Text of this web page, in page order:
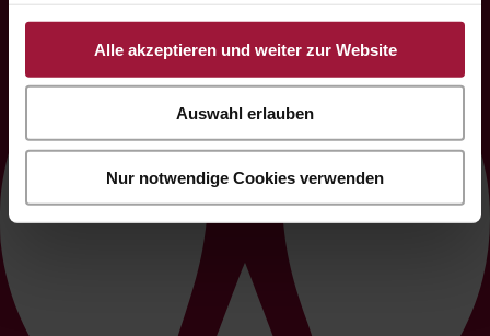
Alle akzeptieren und weiter zur Website
Auswahl erlauben
Nur notwendige Cookies verwenden